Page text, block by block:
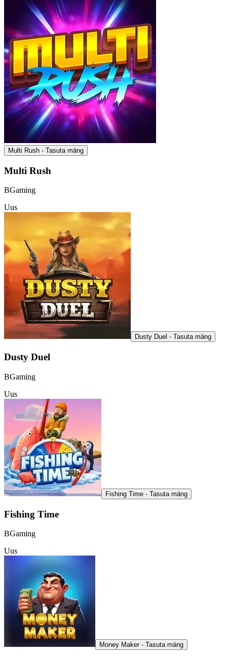
Multi Rush - Tasuta mäng
Multi Rush
BGaming
Uus
Dusty Duel - Tasuta mäng
Dusty Duel
BGaming
Uus
Fishing Time - Tasuta mäng
Fishing Time
BGaming
Uus
Money Maker - Tasuta mäng